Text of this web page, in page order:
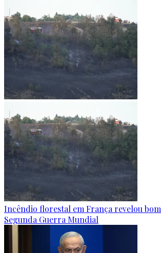
Incêndio florestal em França revelou
Segunda Guerra Mundial